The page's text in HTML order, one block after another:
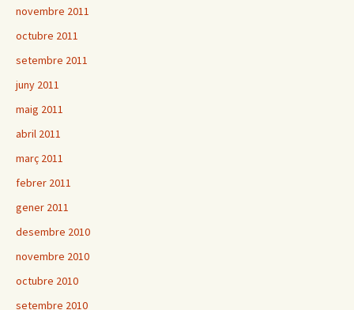
novembre 2011
octubre 2011
setembre 2011
juny 2011
maig 2011
abril 2011
març 2011
febrer 2011
gener 2011
desembre 2010
novembre 2010
octubre 2010
setembre 2010